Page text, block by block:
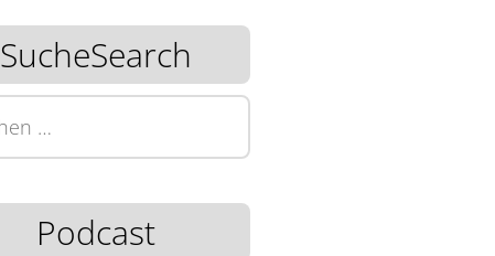
SucheSearch
Podcast